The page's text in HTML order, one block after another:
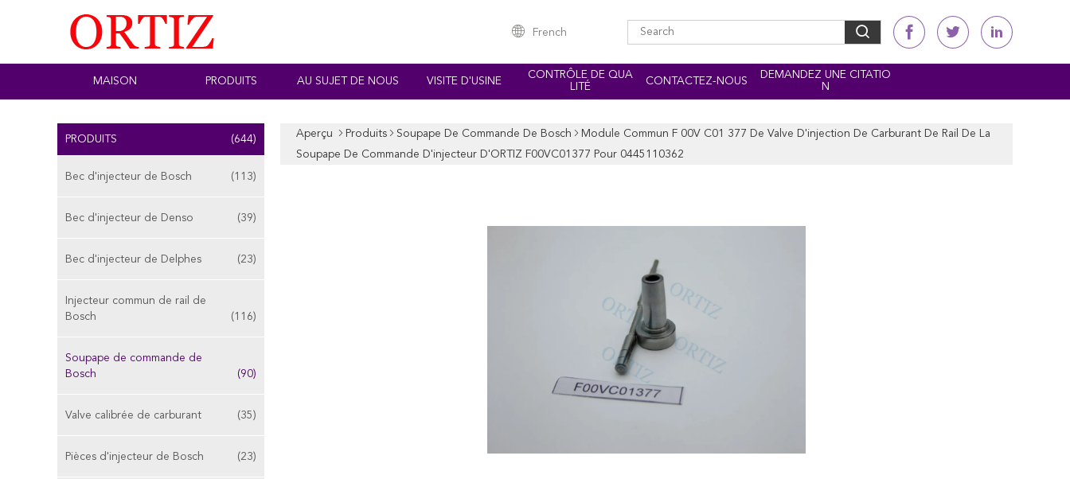
French
MAISON PRODUITS AU SUJET DE NOUS VISITE D'USINE
CONTRÔLE DE QUA
LITÉ
CONTACTEZ-NOUS
DEMANDEZ UNE CITATIO
N
PRODUITS (644)
Bec d'injecteur de Bosch (113)
Bec d'injecteur de Denso (39)
Bec d'injecteur de Delphes (23)
Injecteur commun de rail de
Bosch
(116)
Soupape de commande de
Bosch
(90)
Valve calibrée de carburant (35)
Pièces d'injecteur de Bosch (23)
Aperçu Produits Soupape De Commande De Bosch
Module Commun F 00V C01 377 De Valve D'injection De Carburant De Rail De La
Soupape De Commande D'injecteur D'ORTIZ F00VC01377 Pour 0445110362